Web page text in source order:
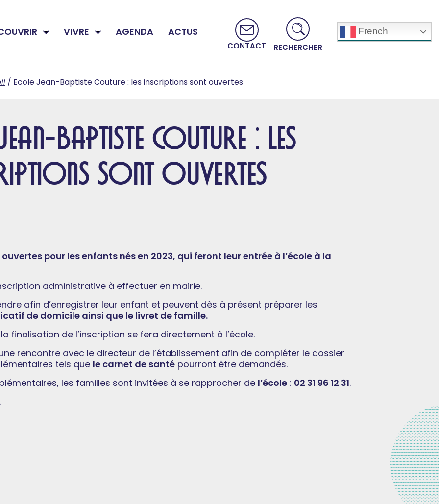
VIVRE AGENDA ACTUS
CONTACT RECHERCHER
French
/ Ecole Jean-Baptiste Couture : les inscriptions sont ouvertes
Baptiste Couture : les
sont ouvertes
pour les enfants nés en 2023, qui feront leur entrée à l’école à la
administrative à effectuer en mairie.
afin d’enregistrer leur enfant et peuvent dès à présent préparer les
de domicile ainsi que le livret de famille.
finalisation de l’inscription se fera directement à l’école.
rencontre avec le directeur de l’établissement afin de compléter le dossier
tels que le carnet de santé pourront être demandés.
les familles sont invitées à se rapprocher de l’école : 02 31 96 12 31.
.